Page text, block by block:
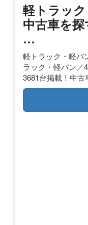
軽トラッ
中古車を
…
軽トラック・軽バ
ラック・軽バン／
3681台掲載！中